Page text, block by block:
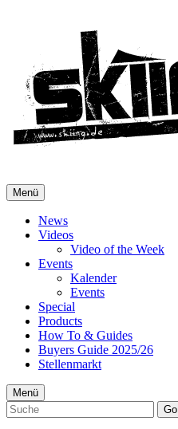
Menü
News
Videos
Video of the Week
Events
Kalender
Events
Special
Products
How To & Guides
Buyers Guide 2025/26
Stellenmarkt
Menü
Go